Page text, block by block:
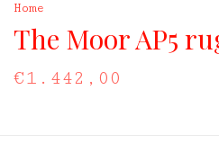
Home
The Moor AP5
€1.442,00